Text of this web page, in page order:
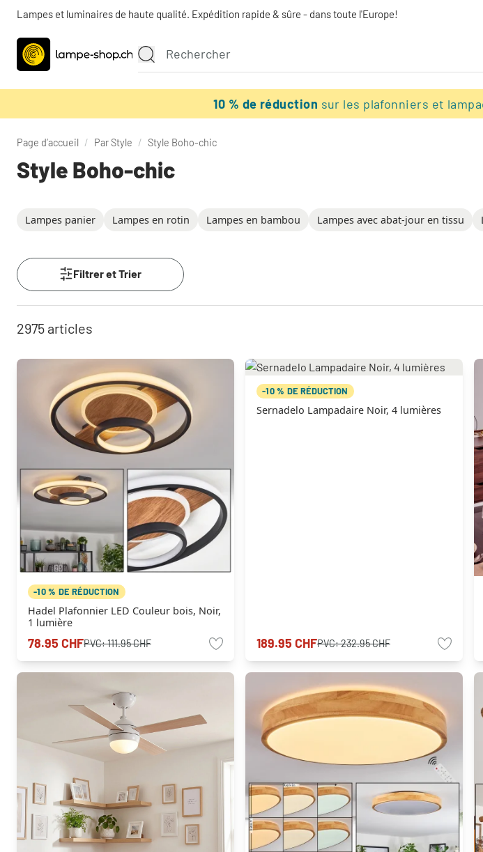
Lampes et luminaires de haute qualité. Expédition rapide & sûre - dans toute l'Europe!
10 % de réduction sur les plafonniers et
Page d’accueil / Par Style / Style Boho-chic
Style Boho-chic
Lampes panier Lampes en rotin Lampes en bambou Lampes avec abat-jour en tissu
Filtrer et Trier
2975 articles
-10 % DE RÉDUCTION
Hadel Plafonnier LED Couleur bois, Noir,
1 lumière
78.95 CHFPVC:111.95 CHF
-10 % DE RÉDUCTION
Sernadelo Lampadaire Noir, 4 lumières
189.95 CHFPVC:232.95 CHF